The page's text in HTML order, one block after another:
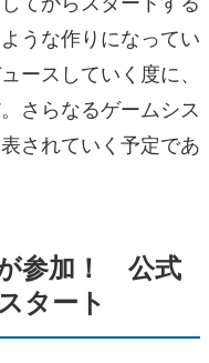
うな作りになってい
ースしていく度に、
さらなるゲームシス
されていく予定であ
参加！ 公式
タート